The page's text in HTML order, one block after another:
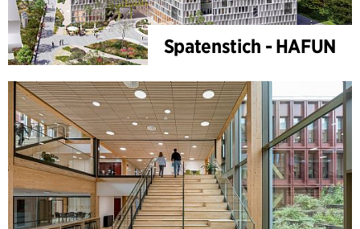
Spatenstich - HAFUN